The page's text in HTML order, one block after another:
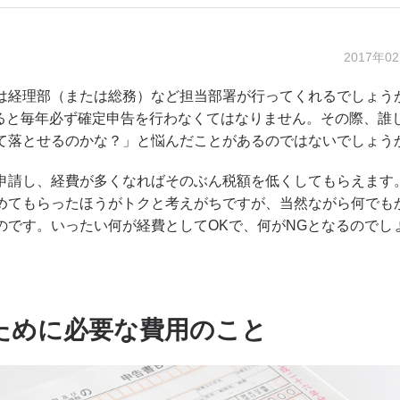
2017年
理部（または総務）など担当部署が行ってくれるでしょう
毎年必ず確定申告を行わなくてはなりません。その際、誰
とせるのかな？」と悩んだことがあるのではないでしょう
し、経費が多くなればそのぶん税額を低くしてもらえます
もらったほうがトクと考えがちですが、当然ながら何でも
す。いったい何が経費としてOKで、何がNGとなるのでし
に必要な費用のこと